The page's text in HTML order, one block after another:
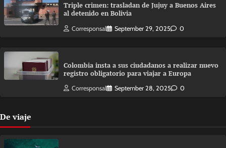
Triple crimen: trasladan de Jujuy a Buenos Aires
al detenido en Bolivia
Corresponsal September 29, 2025 0
Colombia insta a sus ciudadanos a realizar nuevo
registro obligatorio para viajar a Europa
Corresponsal September 28, 2025 0
De viaje